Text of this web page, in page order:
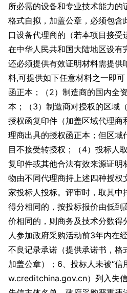
所必需的设备和专业技术能力的
格式自拟，加盖公章，必须包含
口设备代理商的（若本项目接受
在中华人民共和国大陆地区设有
还必须提供有效证明材料需提供
料,可提供如下任意材料之一即
函正本；（2）制造商的国内全
本；（3）制造商对授权的区域
授权函复印件（加盖区域代理商
理商出具的授权函正本；但区域
目不接受转授权；（4）投标人
复印件或其他合法有效来源证明
物由不同代理商持上述四种授权
家投标人投标。评审时，取其中
得分相同的，按投标报价由低到
价相同的，则商务及技术分数
人参加政府采购活动前3年内在
不良记录承诺（提供承诺书，格
加盖公章）；6、投标人未被“
w.creditchina.gov.cn）列入失